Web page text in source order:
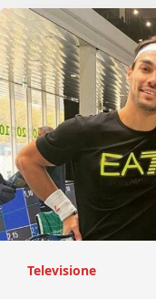
Televisione